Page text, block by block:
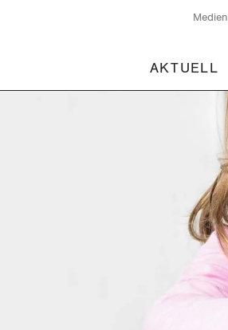
Medien
AKTUELL